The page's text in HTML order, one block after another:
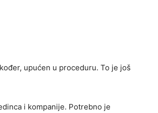
upućen u proceduru. To je još
i kompanije. Potrebno je